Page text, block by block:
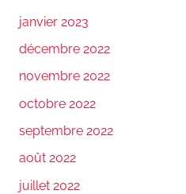
janvier 2023
décembre 2022
novembre 2022
octobre 2022
septembre 2022
août 2022
juillet 2022